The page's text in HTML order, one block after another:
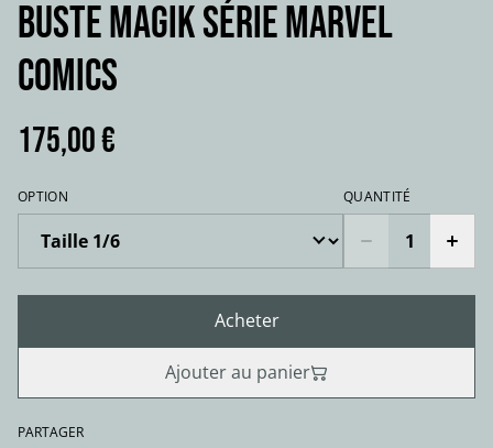
Buste MAGIK série Marvel
comics
175,00 €
OPTION QUANTITÉ
Acheter
Ajouter au panier
PARTAGER